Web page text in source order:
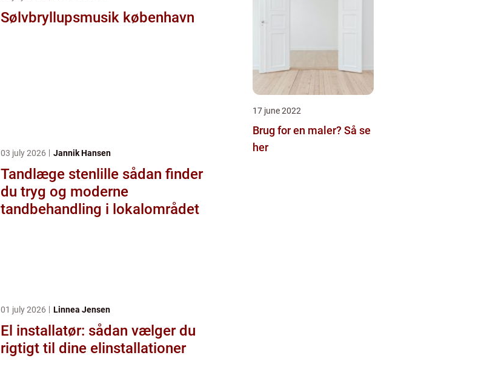
Sølvbryllupsmusik københavn
03 july 2026 Jannik Hansen
Tandlæge stenlille sådan finder
du tryg og moderne
tandbehandling i lokalområdet
01 july 2026 Linnea Jensen
El installatør: sådan vælger du
rigtigt til dine elinstallationer
17 june 2022
Brug for en maler? Så se
her